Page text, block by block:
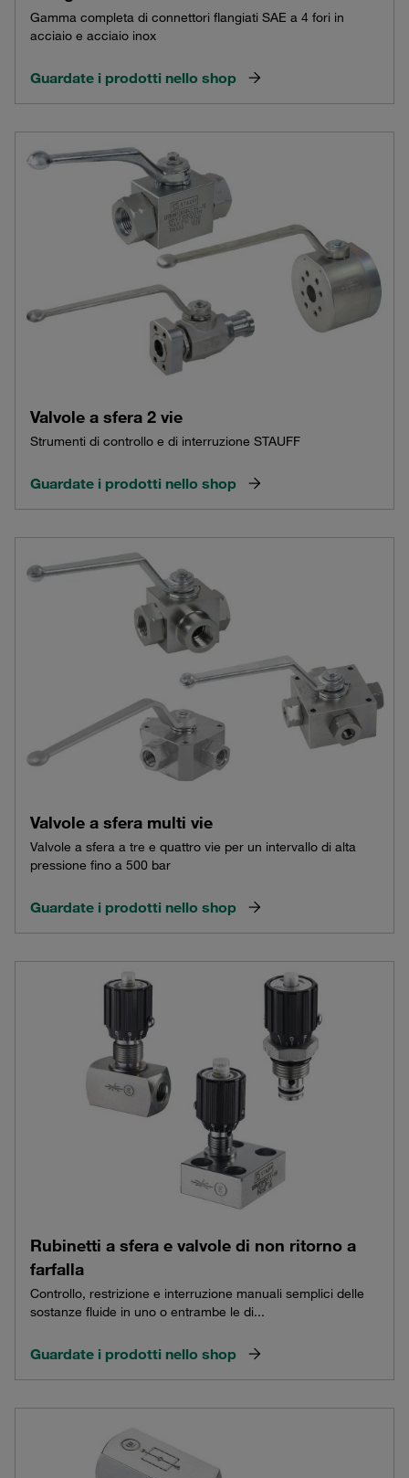
Gamma completa di connettori flangiati SAE a 4 fori in
acciaio e acciaio inox
Guardate i prodotti nello shop
Valvole a sfera 2 vie
Strumenti di controllo e di interruzione STAUFF
Guardate i prodotti nello shop
Valvole a sfera multi vie
Valvole a sfera a tre e quattro vie per un intervallo di alta
pressione fino a 500 bar
Guardate i prodotti nello shop
Rubinetti a sfera e valvole di non ritorno a
farfalla
Controllo, restrizione e interruzione manuali semplici delle
sostanze fluide in uno o entrambe le di...
Guardate i prodotti nello shop